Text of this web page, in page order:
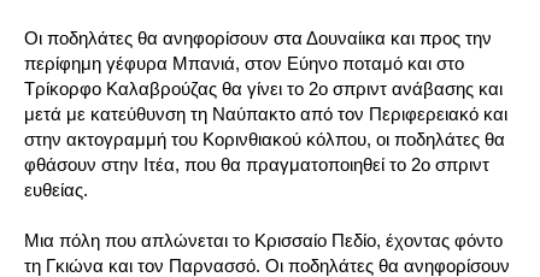
Οι ποδηλάτες θα ανηφορίσουν στα Δουναίικα και προς την
περίφημη γέφυρα Μπανιά, στον Εύηνο ποταμό και στο
Τρίκορφο Καλαβρούζας θα γίνει το 2ο σπριντ ανάβασης και
μετά με κατεύθυνση τη Ναύπακτο από τον Περιφερειακό και
στην ακτογραμμή του Κορινθιακού κόλπου, οι ποδηλάτες θα
φθάσουν στην Ιτέα, που θα πραγματοποιηθεί το 2ο σπριντ
ευθείας.
Μια πόλη που απλώνεται το Κρισσαίο Πεδίο, έχοντας φόντο
τη Γκιώνα και τον Παρνασσό. Οι ποδηλάτες θα ανηφορίσουν